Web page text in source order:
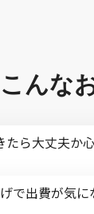
こんな
ら大丈夫か
で出費が気に